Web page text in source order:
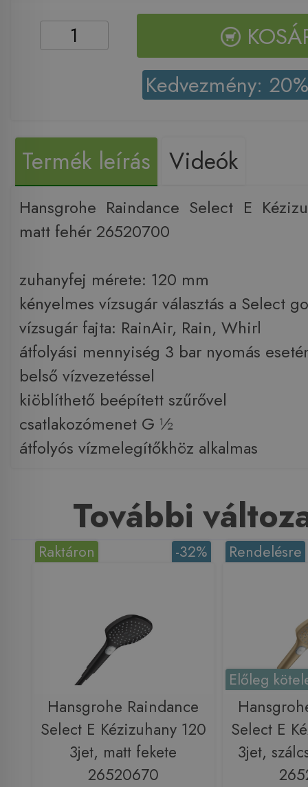
Kedvezmény:
Termék leírás Videók
Hansgrohe Raindance Select E
matt fehér 26520700
zuhanyfej mérete: 120 mm
kényelmes vízsugár választás a Select
vízsugár fajta: RainAir, Rain, Whirl
átfolyási mennyiség 3 bar nyomás
belső vízvezetéssel
kiöblíthető beépített szűrővel
csatlakozómenet G ½
átfolyós vízmelegítőkhöz alkalmas
További
-32%
Raktáron
Hansgrohe Raindance
Select E Kézizuhany 120
3jet, matt fekete
26520670
Rendelésre
Előleg
Select E
3jet,